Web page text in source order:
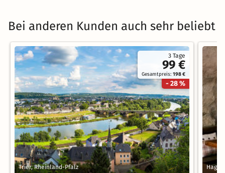
Bei anderen Kunden auch sehr beliebt
3 Tage
99 €
Gesamtpreis:198 €
- 28 %
Trier, Rheinland-Pfalz